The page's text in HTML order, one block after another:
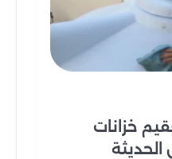
خزانات
الحديثة